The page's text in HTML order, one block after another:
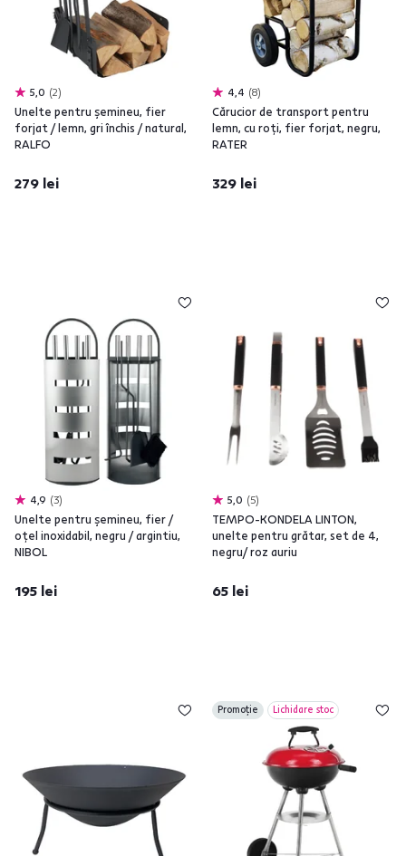
5,0 2
Unelte pentru şemineu, fier
forjat / lemn, gri închis / natural,
RALFO
279 lei
4,4 8
Cărucior de transport pentru
lemn, cu roţi, fier forjat, negru,
RATER
329 lei
4,9 3
Unelte pentru şemineu, fier /
oţel inoxidabil, negru / argintiu,
NIBOL
195 lei
5,0 5
TEMPO-KONDELA LINTON,
unelte pentru grătar, set de 4,
negru/ roz auriu
65 lei
Promoție Lichidare stoc